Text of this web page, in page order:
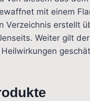
mit einem
Verzeichnis erstellt
Weiter gilt